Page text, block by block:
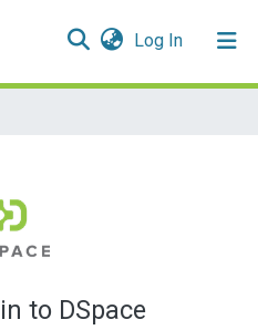
Log In(current)
to DSpace